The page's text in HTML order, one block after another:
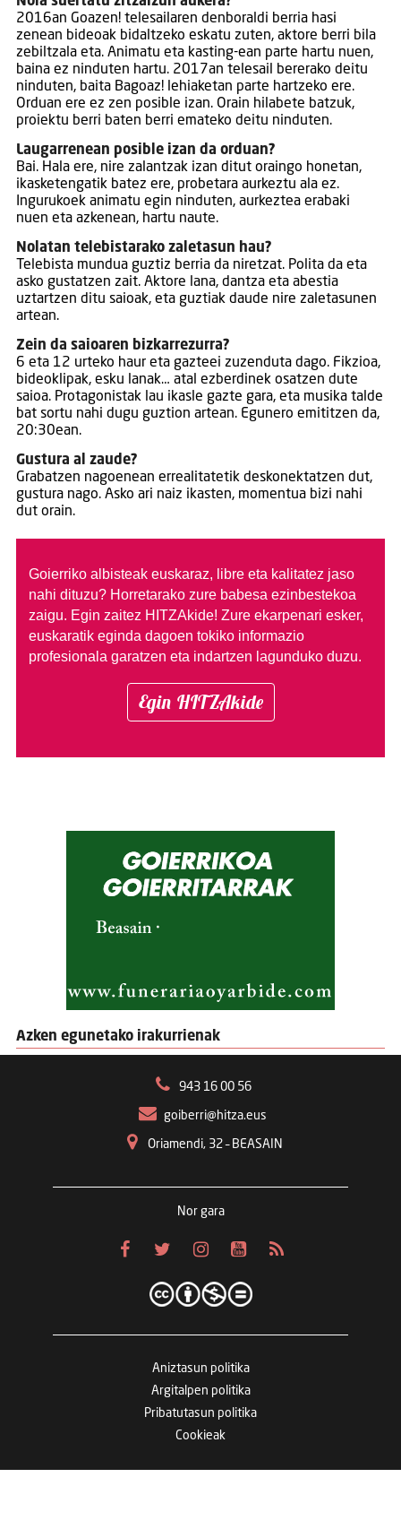
2016an Goazen! telesailaren denboraldi berria hasi
zenean bideoak bidaltzeko eskatu zuten, aktore berri bila
zebiltzala eta. Animatu eta kasting-ean parte hartu nuen,
baina ez ninduten hartu. 2017an telesail bererako deitu
ninduten, baita Bagoaz! lehiaketan parte hartzeko ere.
Orduan ere ez zen posible izan. Orain hilabete batzuk,
proiektu berri baten berri emateko deitu ninduten.
Laugarrenean posible izan da orduan?
Bai. Hala ere, nire zalantzak izan ditut oraingo honetan,
ikasketengatik batez ere, probetara aurkeztu ala ez.
Ingurukoek animatu egin ninduten, aurkeztea erabaki
nuen eta azkenean, hartu naute.
Nolatan telebistarako zaletasun hau?
Telebista mundua guztiz berria da niretzat. Polita da eta
asko gustatzen zait. Aktore lana, dantza eta abestia
uztartzen ditu saioak, eta guztiak daude nire zaletasunen
artean.
Zein da saioaren bizkarrezurra?
6 eta 12 urteko haur eta gazteei zuzenduta dago. Fikzioa,
bideoklipak, esku lanak… atal ezberdinek osatzen dute
saioa. Protagonistak lau ikasle gazte gara, eta musika talde
bat sortu nahi dugu guztion artean. Egunero emititzen da,
20:30ean.
Gustura al zaude?
Grabatzen nagoenean errealitatetik deskonektatzen dut,
gustura nago. Asko ari naiz ikasten, momentua bizi nahi
dut orain.
Goierriko albisteak euskaraz, libre eta kalitatez jaso
nahi dituzu? Horretarako zure babesa ezinbestekoa
zaigu. Egin zaitez HITZAkide! Zure ekarpenari esker,
euskaratik eginda dagoen tokiko informazio
profesionala garatzen eta indartzen lagunduko duzu.
Egin HITZAkide
Azken egunetako irakurrienak
943 16 00 56
goiberri@hitza.eus
Oriamendi, 32 – BEASAIN
Nor gara
Aniztasun politika
Argitalpen politika
Pribatutasun politika
Cookieak